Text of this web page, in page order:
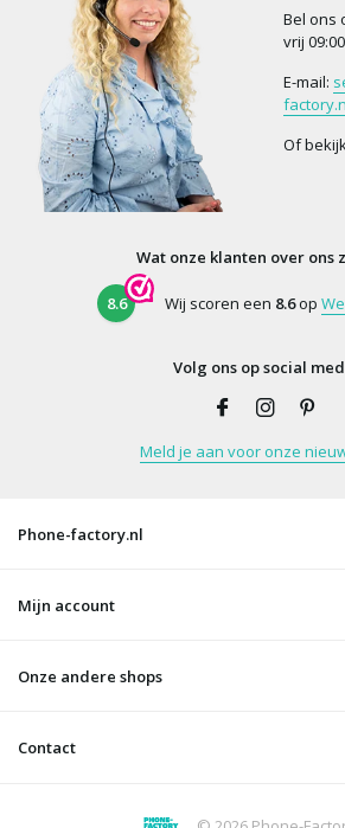
Bel ons
vrij
E-mail:
Of
Wat onze klanten over ons
8.6 Wij scoren een 8.6op
Volg ons op social
Meld je aan voor onze
Phone-factory.nl
Mijn account
Onze andere shops
Contact